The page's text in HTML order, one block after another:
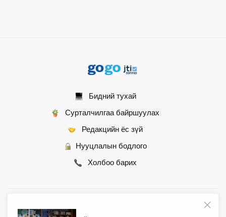
Бидний тухай
Сурталчилгаа байршуулах
Редакцийн ёс зүй
Нууцлалын бодлого
Холбоо барих
© 2007 - 2026 Монгол Контент ХХК • Бүх эрх хуулиар хамгаалагдсан